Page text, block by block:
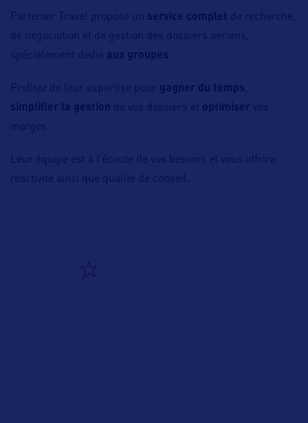
Partenair Travel propose un service complet de recherche,
de négociation et de gestion des dossiers aériens,
spécialement dédié aux groupes
Profitez de leur expertise pour gagner du temps
simplifier la gestion de vos dossiers et optimiser vos
marges.
Leur équipe est à l’écoute de vos besoins et vous offrira
réactivité ainsi que qualité de conseil.